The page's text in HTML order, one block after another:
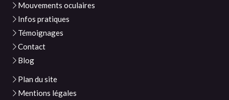
Mouvements oculaires
Infos pratiques
Témoignages
Contact
Blog
Plan du site
Mentions légales